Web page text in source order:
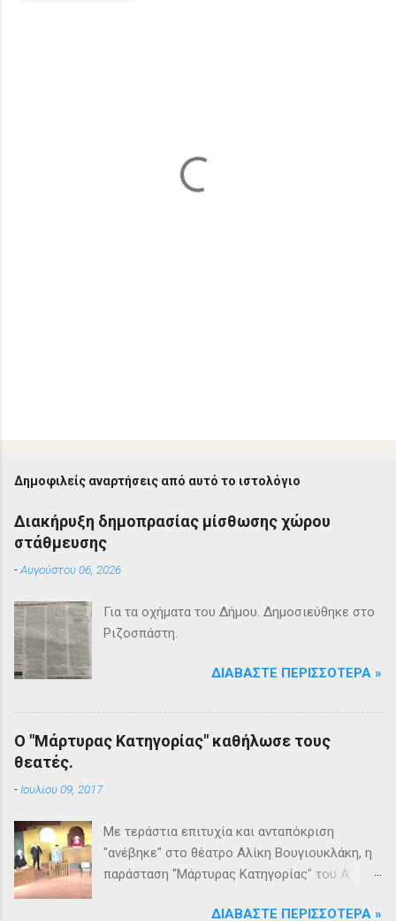
Δημοφιλείς αναρτήσεις από αυτό το ιστολόγιο
Διακήρυξη δημοπρασίας μίσθωσης χώρου
στάθμευσης
-Αυγούστου 06, 2026
Για τα οχήματα του Δήμου. Δημοσιεύθηκε στο
Ριζοσπάστη.
ΔΙΑΒΆΣΤΕ ΠΕΡΙΣΣΌΤΕΡΑ »
Ο "Μάρτυρας Κατηγορίας" καθήλωσε τους
θεατές.
-Ιουλίου 09, 2017
Με τεράστια επιτυχία και ανταπόκριση
"ανέβηκε" στο θέατρο Αλίκη Βουγιουκλάκη, η
παράσταση "Μάρτυρας Κατηγορίας" του Α΄
Βριλησσίων. Το θέατρο γέμισε και πάνω από
ΔΙΑΒΆΣΤΕ ΠΕΡΙΣΣΌΤΕΡΑ »